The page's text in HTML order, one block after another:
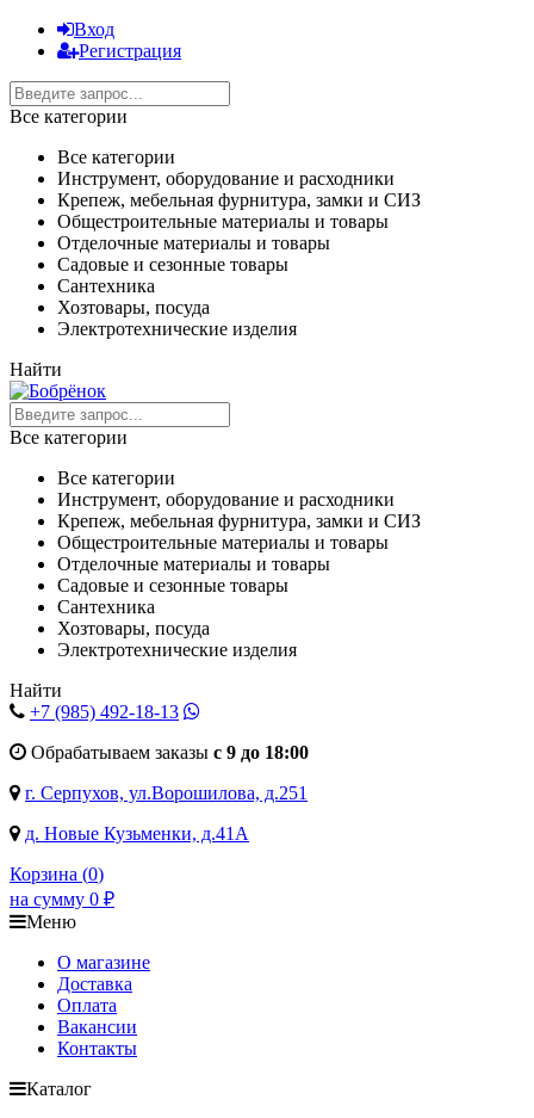
Вход
Регистрация
Все категории
Все категории
Инструмент, оборудование и расходники
Крепеж, мебельная фурнитура, замки и СИЗ
Общестроительные материалы и товары
Отделочные материалы и товары
Садовые и сезонные товары
Сантехника
Хозтовары, посуда
Электротехнические изделия
Найти
Все категории
Все категории
Инструмент, оборудование и расходники
Крепеж, мебельная фурнитура, замки и СИЗ
Общестроительные материалы и товары
Отделочные материалы и товары
Садовые и сезонные товары
Сантехника
Хозтовары, посуда
Электротехнические изделия
Найти
+7 (985) 492-18-13
Обрабатываем заказы с 9 до 18:00
г. Серпухов, ул.Ворошилова, д.251
д. Новые Кузьменки, д.41А
Корзина (0)
на сумму 0 ₽
Меню
О магазине
Доставка
Оплата
Вакансии
Контакты
Каталог